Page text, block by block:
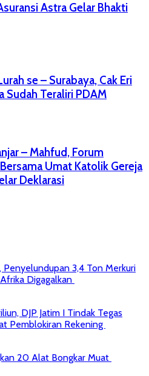
Astra Gelar Bhakti
se – Surabaya, Cak Eri
Sudah Teraliri PDAM
– Mahfud, Forum
Umat Katolik Gereja
Deklarasi
Penyelundupan 3,4 Ton Merkuri
Digagalkan
DJP Jatim I Tindak Tegas
Pemblokiran Rekening
20 Alat Bongkar Muat